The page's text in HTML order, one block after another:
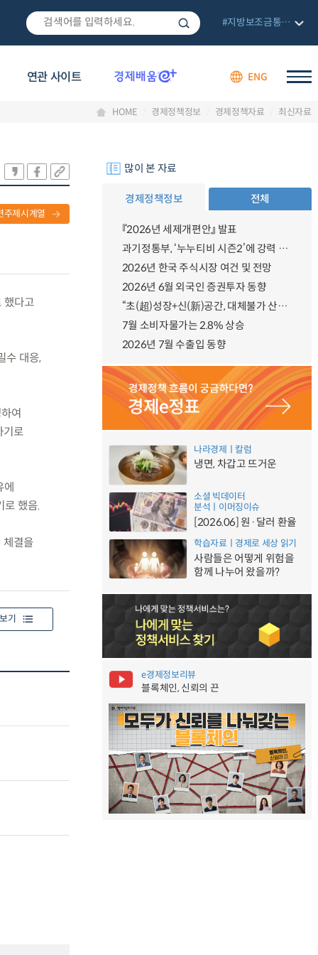
연관 사이트 ENG
#지방보조금통합관리망
HOME 경제정책정보 경제정책자료 최신자료
주제시계열
했다고
수 대응,
여
기로
로 했음.
체결을
기
많이 본 자료
경제정책정보 전체
『2026년 세제개편안』 발표
과기정통부, ‘누누티비 시즌2’에 강력 대응 의지 밝혀
2026년 한국 주식시장 여건 및 전망
2026년 6월 외국인 증권투자 동향
“초(超)성장+신(新)공간, 대체불가 산업강국”
7월 소비자물가는 2.8% 상승
2026년 7월 수출입 동향
나라경제ㅣ칼럼
냉면, 차갑고 뜨거운
소셜 빅데이터
분석ㅣ이머징이슈
[2026.06] 원·달러 환율
학습자료ㅣ경제로 세상 읽기
사람들은 어떻게 위험을
함께 나누어 왔을까?
e경제정보리뷰
블록체인, 신뢰의 끈